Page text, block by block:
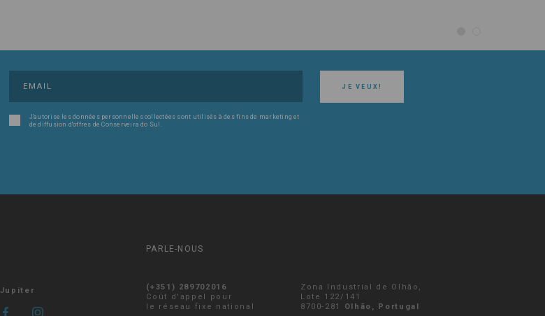
JE VEUX!
J'autorise les données personnelles collectées sont utilisés à des fins de marketing et
de diffusion d'offres de Conserveira do Sul.
Jupiter
PARLE-NOUS
(+351) 289702016
Coût d'appel pour
le réseau fixe national
Zona Industrial de Olhão,
Lote 122/141
8700-281 Olhão, Portugal